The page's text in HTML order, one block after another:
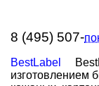
8 (495) 507-
BestLabel
изготовлением